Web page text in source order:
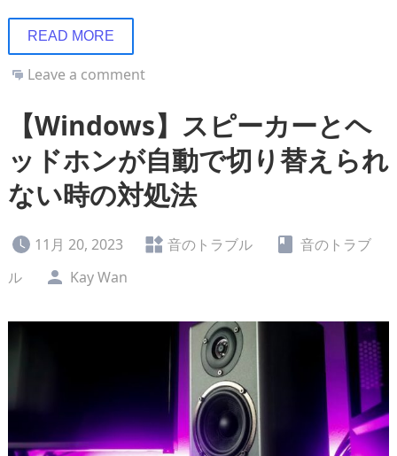
READ MORE
Leave a comment
【Windows】スピーカーとヘ
ッドホンが自動で切り替えられ
ない時の対処法
11月 20, 2023 音のトラブル
音のトラブ
ル
Kay Wan